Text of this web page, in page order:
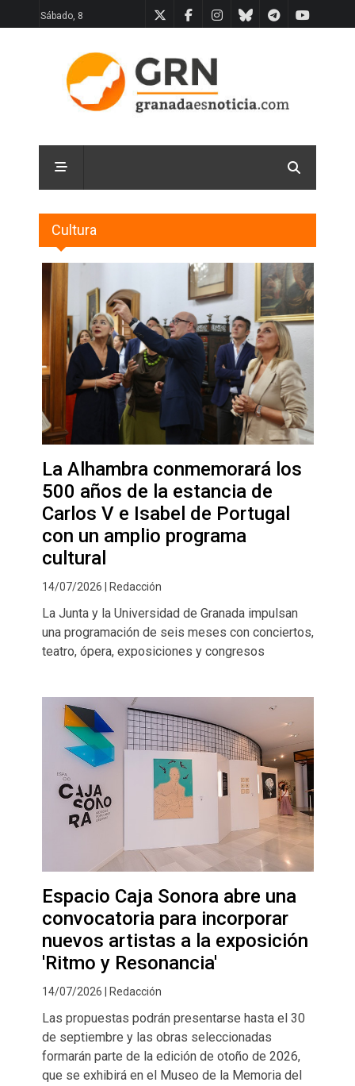
Sábado, 8
Cultura
La Alhambra conmemorará los
500 años de la estancia de
Carlos V e Isabel de Portugal
con un amplio programa
cultural
14/07/2026 | Redacción
La Junta y la Universidad de Granada impulsan
una programación de seis meses con conciertos,
teatro, ópera, exposiciones y congresos
Espacio Caja Sonora abre una
convocatoria para incorporar
nuevos artistas a la exposición
'Ritmo y Resonancia'
14/07/2026 | Redacción
Las propuestas podrán presentarse hasta el 30
de septiembre y las obras seleccionadas
formarán parte de la edición de otoño de 2026,
que se exhibirá en el Museo de la Memoria del